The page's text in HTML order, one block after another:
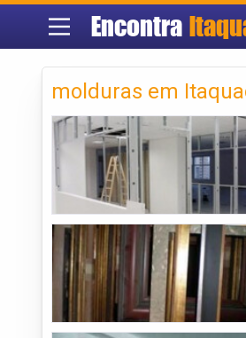
Encontra
molduras em